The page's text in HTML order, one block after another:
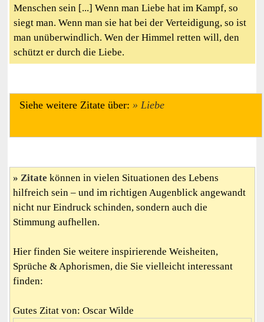
Menschen sein [...] Wenn man Liebe hat im Kampf, so
siegt man. Wenn man sie hat bei der Verteidigung, so ist
man unüberwindlich. Wen der Himmel retten will, den
schützt er durch die Liebe.
Siehe weitere Zitate über: Liebe
Zitate können in vielen Situationen des Lebens
hilfreich sein – und im richtigen Augenblick angewandt
nicht nur Eindruck schinden, sondern auch die
Stimmung aufhellen.
Hier finden Sie weitere inspirierende Weisheiten,
Sprüche & Aphorismen, die Sie vielleicht interessant
finden:
Gutes Zitat von: Oscar Wilde